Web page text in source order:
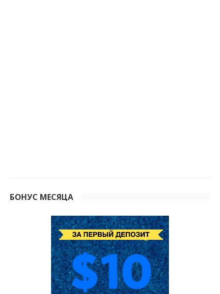
БОНУС МЕСЯЦА